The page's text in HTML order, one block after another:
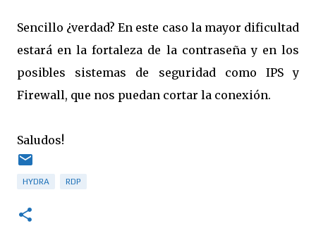
Sencillo ¿verdad? En este caso la mayor dificultad
estará en la fortaleza de la contraseña y en los
posibles sistemas de seguridad como IPS y
Firewall, que nos puedan cortar la conexión.
Saludos!
HYDRA RDP